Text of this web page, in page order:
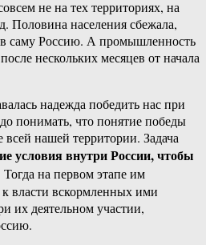
не на тех территориях, на
Половина населения сбежала,
саму Россию. А промышленность
нескольких месяцев от начала
надежда победить нас при
понимать, что понятие победы
всей нашей территории. Задача
условия внутри России, чтобы
Тогда на первом этапе им
власти вскормленных ими
их деятельном участии,